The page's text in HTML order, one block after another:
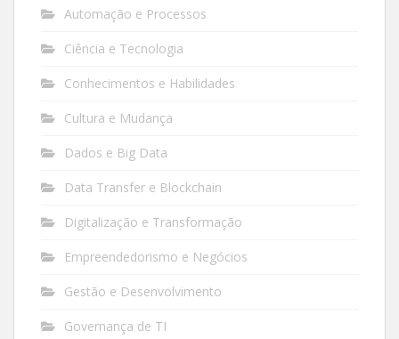
Automação e Processos
Ciência e Tecnologia
Conhecimentos e Habilidades
Cultura e Mudança
Dados e Big Data
Data Transfer e Blockchain
Digitalização e Transformação
Empreendedorismo e Negócios
Gestão e Desenvolvimento
Governança de TI